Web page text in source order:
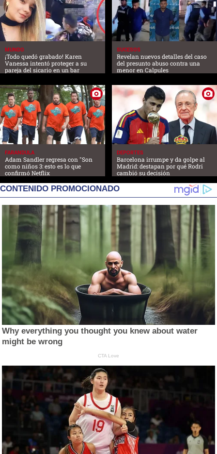
MUNDO
¡Todo quedó grabado! Karen
Vanessa intentó proteger a su
pareja del sicario en un bar
SUCESOS
Revelan nuevos detalles del caso
del presunto abuso contra una
menor en Calpules
FARANDULA
Adam Sandler regresa con "Son
como niños 3: esto es lo que
confirmó Netflix
DEPORTES
Barcelona irrumpe y da golpe al
Madrid: destapan por qué Rodri
cambió su decisión
CONTENIDO PROMOCIONADO
Why everything you thought you knew about water
might be wrong
CTA Love